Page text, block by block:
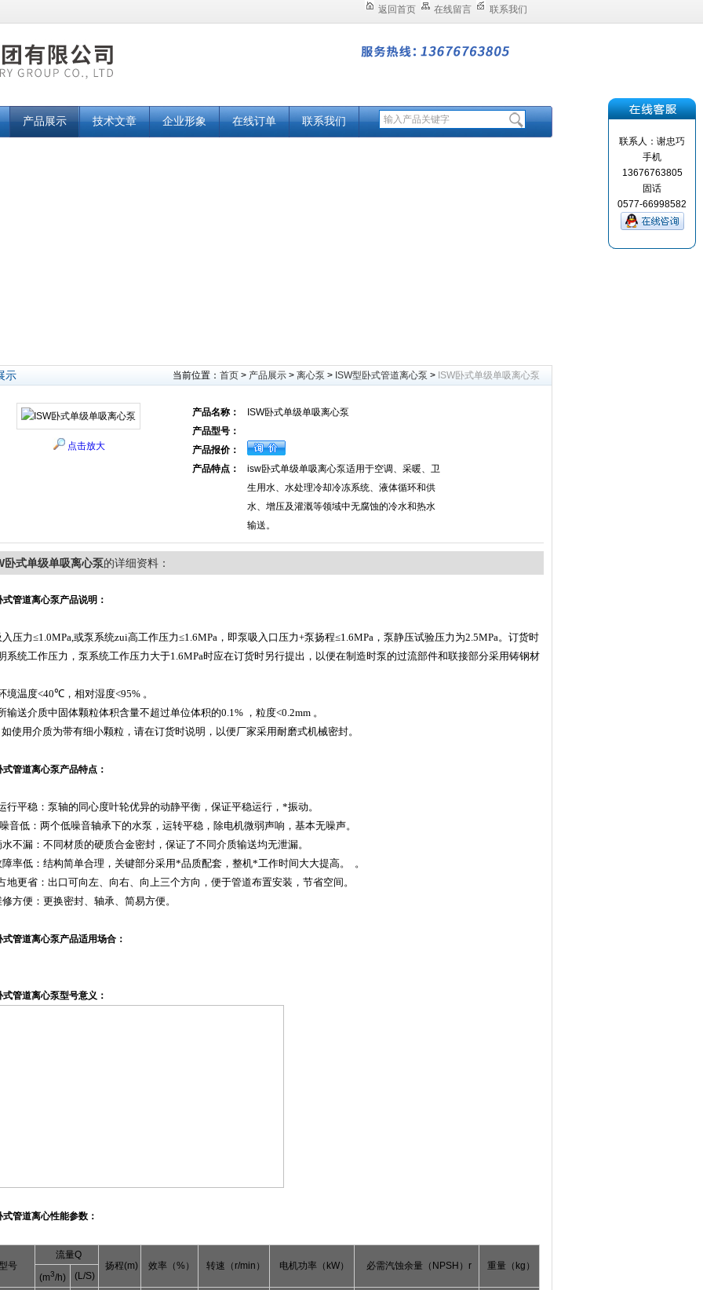
返回首页 在线留言 联系我们
产品展示 技术文章 企业形象 在线订单 联系我们
示 当前位置： 首页 > 产品展示 > 离心泵 > ISW型卧式管道离心泵 > ISW卧式单级单吸离心泵
点击放大
产品名称：
ISW卧式单级单吸离心泵
产品型号：
产品报价：
产品特点：
isw卧式单级单吸离心泵适用于空调、采暖、卫
生用水、水处理冷却冷冻系统、液体循环和供
水、增压及灌溉等领域中无腐蚀的冷水和热水
输送。
卧式单级单吸离心泵的详细资料：
式管道离心泵产品说明：
入压力≤1.0MPa,或泵系统zui高工作压力≤1.6MPa ，即泵吸入口压力+泵扬程≤1.6MPa ，泵静压试验压力为2.5MPa。订货时
系统工作压力，泵系统工作压力大于1.6MPa时应在订货时另行提出，以便在制造时泵的过流部件和联接部分采用铸钢材
境温度<40℃ ，相对湿度<95% 。
输送介质中固体颗粒体积含量不超过单位体积的0.1% ，粒度<0.2mm 。
使用介质为带有细小颗粒，请在订货时说明，以便厂家采用耐磨式机械密封。
式管道离心泵产品特点：
行平稳：泵轴的同心度叶轮优异的动静平衡，保证平稳运行，*振动。
音低：两个低噪音轴承下的水泵，运转平稳，除电机微弱声响，基本无噪声。
水不漏：不同材质的硬质合金密封，保证了不同介质输送均无泄漏。
障率低：结构简单合理，关键部分采用*品质配套，整机*工作时间大大提高。
。
地更省：出口可向左、向右、向上三个方向，便于管道布置安装，节省空间。
修方便：更换密封、轴承、简易方便。
式管道离心泵产品适用场合：
式管道离心泵型号意义：
式管道离心性能参数：
号
流量Q
扬程(m) 效率（% ） 转速（ r/min ） 电机功率（ kW） 必需汽蚀余量（ NPSH ） r 重量（ kg ）
(m3/h)
(L/S)
联系人：谢忠巧
手机
13676763805
固话
0577-66998582